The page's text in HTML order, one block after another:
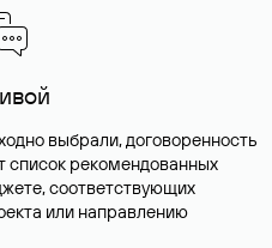
выбрали, договоренность
список рекомендованных
соответствующих
или направлению